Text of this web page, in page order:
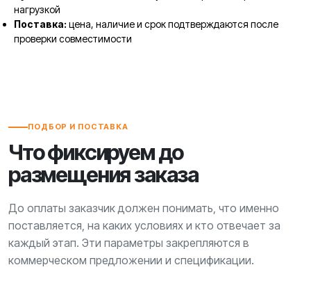
нагрузкой
Поставка: цена, наличие и срок подтверждаются после
проверки совместимости
ПОДБОР И ПОСТАВКА
Что фиксируем до
размещения заказа
До оплаты заказчик должен понимать, что именно
поставляется, на каких условиях и кто отвечает за
каждый этап. Эти параметры закрепляются в
коммерческом предложении и спецификации.